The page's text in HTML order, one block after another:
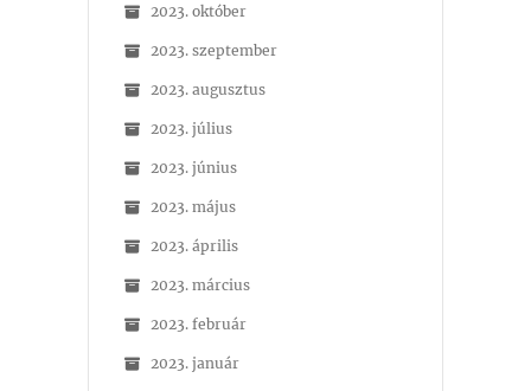
2023. október
2023. szeptember
2023. augusztus
2023. július
2023. június
2023. május
2023. április
2023. március
2023. február
2023. január